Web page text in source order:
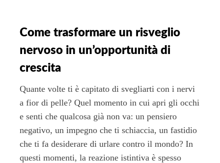
Come trasformare un risveglio
nervoso in un’opportunità di
crescita
Quante volte ti è capitato di svegliarti con i nervi
a fior di pelle? Quel momento in cui apri gli occhi
e senti che qualcosa già non va: un pensiero
negativo, un impegno che ti schiaccia, un fastidio
che ti fa desiderare di urlare contro il mondo? In
questi momenti, la reazione istintiva è spesso